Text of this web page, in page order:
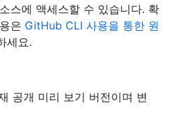
스에 액세스할 수 있습니다. 확
은 GitHub CLI 사용을 통한 원
세요.
공개 미리 보기 버전이며 변